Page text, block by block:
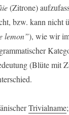
(Zitrone)
bzw. kann nicht
lemon”), wie wir
(Blüte mit
Trivialname